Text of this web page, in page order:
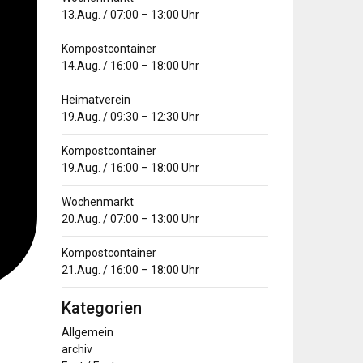
13.Aug. /07:00 – 13:00 Uhr
Kompostcontainer
14.Aug. / 16:00 – 18:00 Uhr
Heimatverein
19.Aug. /09:30 – 12:30 Uhr
Kompostcontainer
19.Aug. / 16:00 – 18:00 Uhr
Wochenmarkt
20.Aug. /07:00 – 13:00 Uhr
Kompostcontainer
21.Aug. / 16:00 – 18:00 Uhr
Kategorien
Allgemein
archiv